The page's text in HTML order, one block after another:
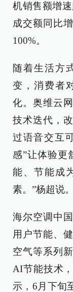
机销售额增
成交额同比
100%。
随着生活方
变，消费者
化。奥维云
技术迭代，
过语音交互
感”让体验更
能、节能成
素。”杨超说。
海尔空调中
用户节能、
空气等系列
AI节能技术
示，6月下旬